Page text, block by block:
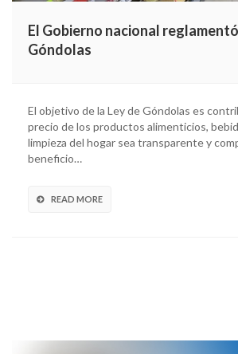
El Gobierno nacional
Góndolas
El objetivo de la Ley de Góndolas es
precio de los productos alimenticios,
limpieza del hogar sea transparente y
beneficio…
READ MORE